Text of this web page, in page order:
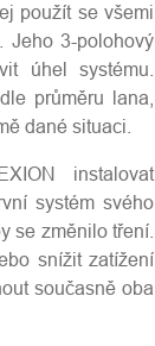
použít se všemi
Jeho 3-polohový
úhel systému.
průměru lana,
dané situaci.
instalovat
systém svého
se změnilo tření.
snížit zatížení
současně oba